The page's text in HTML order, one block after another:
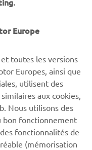
à côté de ma
d’aller et venir entre
Europe
toutes les versions
Europes, ainsi que
utilisent des
aux cookies,
Nous utilisons des
bon fonctionnement
fonctionnalités de
(mémorisation